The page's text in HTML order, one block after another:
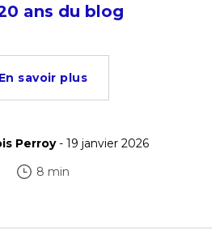
ans du blog
En savoir plus
Perroy- 19 janvier 2026
8 min